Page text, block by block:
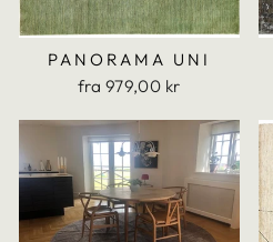
PANORAMA UNI
fra 979,00 kr